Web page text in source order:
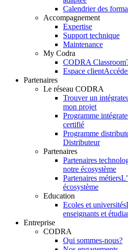
Calendrier des
Accompagnement
Expertise
Support technique
Maintenance
My Codra
CODRA Classroom
Espace client
Partenaires
Le réseau CODRA
Trouver un
mon projet
Programme
certifié
Programme
Distributeur
Partenaires
Partenaires
notre écosystème
Partenaires métiers
écosystème
Education
Ecoles et universités
enseignants et
Entreprise
CODRA
Qui sommes-nous?